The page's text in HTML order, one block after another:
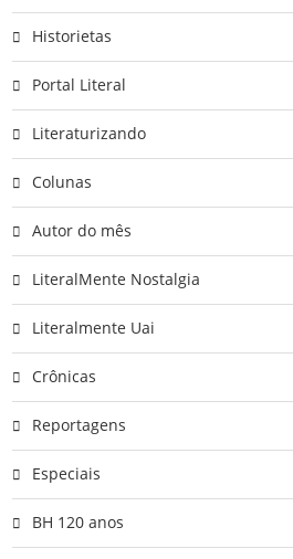
Historietas
Portal Literal
Literaturizando
Colunas
Autor do mês
LiteralMente Nostalgia
Literalmente Uai
Crônicas
Reportagens
Especiais
BH 120 anos